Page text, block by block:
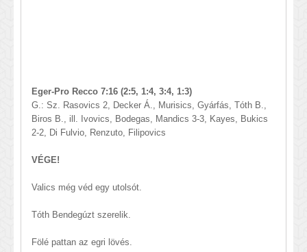
​Eger-Pro Recco 7:16 (2:5, 1:4, 3:4, 1:3)
G.: Sz. Rasovics 2, Decker Á., Murisics, Gyárfás, Tóth B.,
Biros B., ill. Ivovics, Bodegas, Mandics 3-3, Kayes, Bukics
2-2, Di Fulvio, Renzuto, Filipovics
VÉGE!
Valics még véd egy utolsót.
Tóth Bendegúzt szerelik.
Fölé pattan az egri lövés.